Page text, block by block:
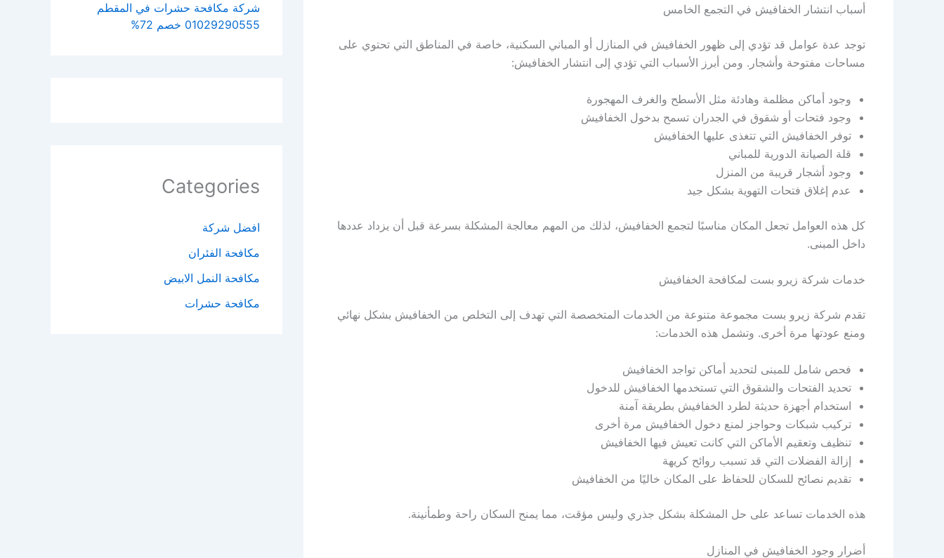
أسباب انتشار الخفافيش في التجمع الخامس
توجد عدة عوامل قد تؤدي إلى ظهور الخفافيش في المنازل أو المباني السكنية، خاصة في المناطق التي تحتوي على
مساحات مفتوحة وأشجار. ومن أبرز الأسباب التي تؤدي إلى انتشار الخفافيش:
وجود أماكن مظلمة وهادئة مثل الأسطح والغرف المهجورة
وجود فتحات أو شقوق في الجدران تسمح بدخول الخفافيش
توفر الخفافيش التي تتغذى عليها الخفافيش
قلة الصيانة الدورية للمباني
وجود أشجار قريبة من المنزل
عدم إغلاق فتحات التهوية بشكل جيد
كل هذه العوامل تجعل المكان مناسبًا لتجمع الخفافيش، لذلك من المهم معالجة المشكلة بسرعة قبل أن يزداد عددها
داخل المبنى.
خدمات شركة زيرو بست لمكافحة الخفافيش
تقدم شركة زيرو بست مجموعة متنوعة من الخدمات المتخصصة التي تهدف إلى التخلص من الخفافيش بشكل نهائي
ومنع عودتها مرة أخرى. وتشمل هذه الخدمات:
فحص شامل للمبنى لتحديد أماكن تواجد الخفافيش
تحديد الفتحات والشقوق التي تستخدمها الخفافيش للدخول
استخدام أجهزة حديثة لطرد الخفافيش بطريقة آمنة
تركيب شبكات وحواجز لمنع دخول الخفافيش مرة أخرى
تنظيف وتعقيم الأماكن التي كانت تعيش فيها الخفافيش
إزالة الفضلات التي قد تسبب روائح كريهة
تقديم نصائح للسكان للحفاظ على المكان خاليًا من الخفافيش
هذه الخدمات تساعد على حل المشكلة بشكل جذري وليس مؤقت، مما يمنح السكان راحة وطمأنينة.
أضرار وجود الخفافيش في المنازل
شركة مكافحة حشرات في المقطم
01029290555 خصم 72%
Categories
افضل شركة
مكافحة الفئران​
مكافحة النمل الابيض​
مكافحة حشرات